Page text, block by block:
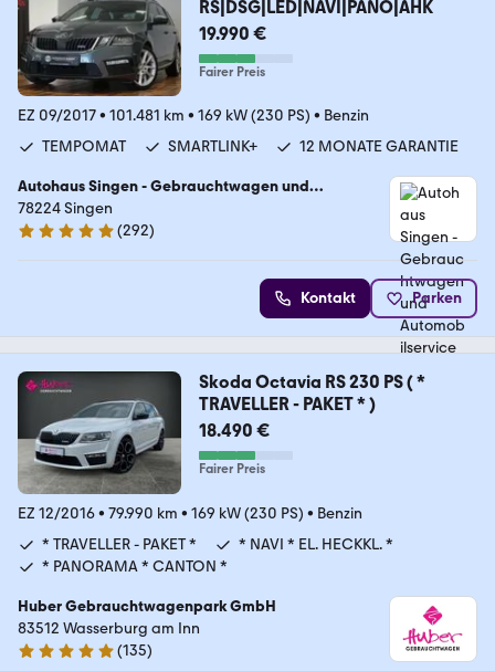
RS|DSG|LED|NAVI|PANO|AHK
19.990 €
Fairer Preis
EZ 09/2017• 101.481 km • 169 kW (230 PS) • Benzin
TEMPOMAT
SMARTLINK+ 12 MONATE GARANTIE
Autohaus Singen - Gebrauchtwagen und
Automobilservice
78224 Singen
5 Sterne
(292)
Kontakt Parken
Skoda Octavia RS 230 PS ( *
TRAVELLER - PAKET * )
18.490 €
Fairer Preis
EZ 12/2016• 79.990 km • 169 kW (230 PS) • Benzin
* TRAVELLER - PAKET *
* NAVI * EL. HECKKL. *
* PANORAMA * CANTON *
Huber Gebrauchtwagenpark GmbH
83512 Wasserburg am Inn
5 Sterne
(135)